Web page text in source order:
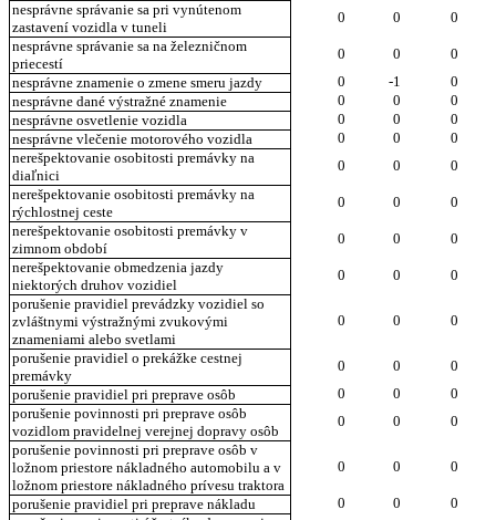
nesprávne správanie sa pri vynútenom
zastavení vozidla v tuneli
0 0
0
nesprávne správanie sa na železničnom
priecestí
0 0
0
nesprávne znamenie o zmene smeru jazdy
0 -1
0
nesprávne dané výstražné znamenie
0 0
0
nesprávne osvetlenie vozidla
0 0
0
nesprávne vlečenie motorového vozidla
0 0
0
nerešpektovanie osobitosti premávky na
diaľnici
0 0
0
nerešpektovanie osobitosti premávky na
rýchlostnej ceste
0 0
0
nerešpektovanie osobitosti premávky v
zimnom období
0 0
0
nerešpektovanie obmedzenia jazdy
niektorých druhov vozidiel
0 0
0
porušenie pravidiel prevádzky vozidiel so
zvláštnymi výstražnými zvukovými
znameniami alebo svetlami
0 0 0
porušenie pravidiel o prekážke cestnej
premávky
0 0
0
porušenie pravidiel pri preprave osôb
0 0
0
porušenie povinnosti pri preprave osôb
vozidlom pravidelnej verejnej dopravy osôb
0 0
0
porušenie povinnosti pri preprave osôb v
ložnom priestore nákladného automobilu a v
ložnom priestore nákladného prívesu traktora
0 0 0
porušenie pravidiel pri preprave nákladu 0 0
0